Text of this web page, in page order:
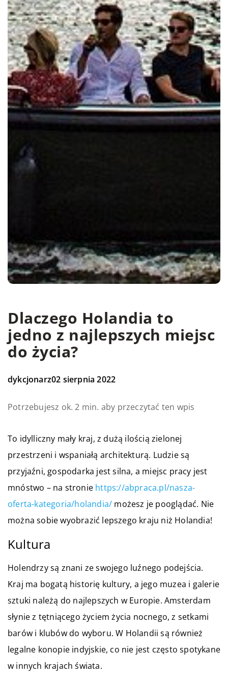
Dlaczego Holandia to
jedno z najlepszych miejsc
do życia?
dykcjonarz02 sierpnia 2022
Potrzebujesz ok. 2 min. aby przeczytać ten wpis
To idylliczny mały kraj, z dużą ilością zielonej
przestrzeni i wspaniałą architekturą. Ludzie są
przyjaźni, gospodarka jest silna, a miejsc pracy jest
mnóstwo – na stronie https://abpraca.pl/nasza-
oferta-kategoria/holandia/ możesz je pooglądać. Nie
można sobie wyobrazić lepszego kraju niż Holandia!
Kultura
Holendrzy są znani ze swojego luźnego podejścia.
Kraj ma bogatą historię kultury, a jego muzea i galerie
sztuki należą do najlepszych w Europie. Amsterdam
słynie z tętniącego życiem życia nocnego, z setkami
barów i klubów do wyboru. W Holandii są również
legalne konopie indyjskie, co nie jest często spotykane
w innych krajach świata.